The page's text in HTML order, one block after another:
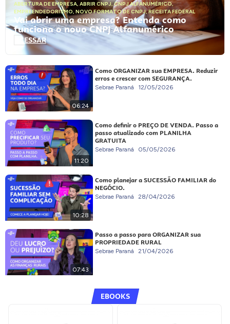
ABERTURA DE EMPRESA, ABRIR CNPJ,CNPJ ALFANUMÉRICO,
EMPREENDEDORISMO, NOVO FORMATO DE CNPJ,RECEITA FEDERAL
Vai abrir uma empresa? Entenda como
funciona o novo CNPJ Alfanumérico
ACESSAR
06:24
Como ORGANIZAR sua EMPRESA. Reduzir
erros e crescer com SEGURANÇA.
Sebrae Paraná 12/05/2026
11:20
Como definir o PREÇO DE VENDA. Passo a
passo atualizado com PLANILHA
GRATUITA
Sebrae Paraná 05/05/2026
10:28
Como planejar a SUCESSÃO FAMILIAR do
NEGÓCIO.
Sebrae Paraná 28/04/2026
07:43
Passo a passo para ORGANIZAR sua
PROPRIEDADE RURAL
Sebrae Paraná 21/04/2026
EBOOKS